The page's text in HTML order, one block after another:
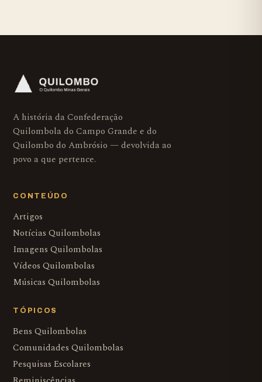
A história da Confederação
Quilombola do Campo Grande e do
Quilombo do Ambrósio — devolvida ao
povo a que pertence.
CONTEÚDO
Artigos
Notícias Quilombolas
Imagens Quilombolas
Vídeos Quilombolas
Músicas Quilombolas
TÓPICOS
Bens Quilombolas
Comunidades Quilombolas
Pesquisas Escolares